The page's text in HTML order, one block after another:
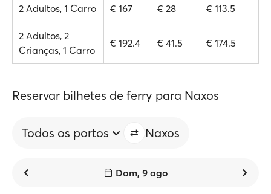
2 Adultos, 1 Carro € 167 € 28 € 113.5
2 Adultos, 2
Crianças, 1 Carro
€ 192.4 € 41.5 € 174.5
Reservar bilhetes de ferry para Naxos
Todos os portos Naxos
Dom, 9 ago